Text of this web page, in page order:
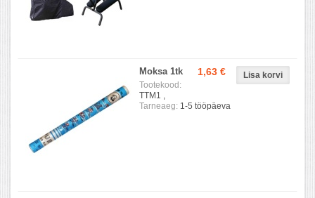
1,63 €
Moksa 1tk
Tootekood:
TTM1 ,
Tarneaeg: 1-5 tööpäeva